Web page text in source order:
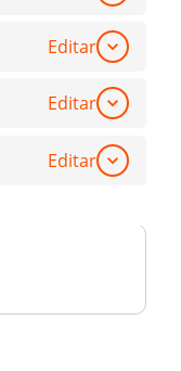
Editar
Editar
Editar